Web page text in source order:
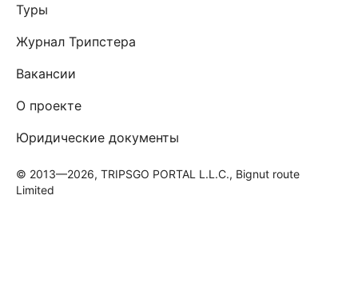
Туры
Журнал Трипстера
Вакансии
О проекте
Юридические документы
© 2013—2026, TRIPSGO PORTAL L.L.C., Bignut route
Limited